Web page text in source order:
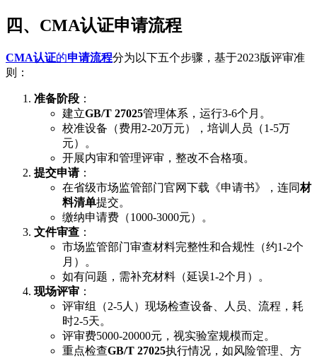
四、CMA认证申请流程
CMA认证的申请流程分为以下五个步骤，基于2023版评审准
则：
准备阶段 ：
建立GB/T 27025管理体系，运行3-6个月。
校准设备（费用2-20万元），培训人员（1-5万
元）。
开展内审和管理评审，整改不合格项。
提交申请：
在省级市场监管部门官网下载《申请书》，连同材
料清单提交。
缴纳申请费（1000-3000元）。
文件审查 ：
市场监管部门审查材料完整性和合规性（约1-2个
月）。
如有问题，需补充材料（延误1-2个月）。
现场评审 ：
评审组（2-5人）现场检查设备、人员、流程，耗
时2-5天。
评审费5000-20000元，视实验室规模而定。
重点检查GB/T 27025执行情况，如风险管理、方